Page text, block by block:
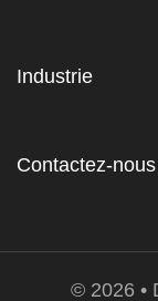
Industrie
Contactez-nous
© 2026 •